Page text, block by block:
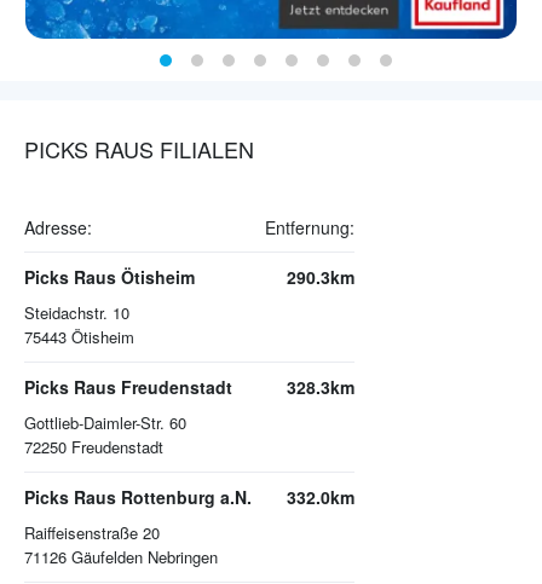
PICKS RAUS FILIALEN
Adresse: Entfernung:
Picks Raus Ötisheim
Steidachstr. 10
75443 Ötisheim
290.3km
Picks Raus Freudenstadt
Gottlieb-Daimler-Str. 60
72250 Freudenstadt
328.3km
Picks Raus Rottenburg a.N.
Raiffeisenstraße 20
71126 Gäufelden Nebringen
332.0km